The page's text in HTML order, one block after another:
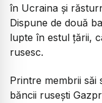
în Ucraina şi
Dispune de două
lupte în estul ţării,
rusesc.
Printre membrii săi
băncii ruseşti